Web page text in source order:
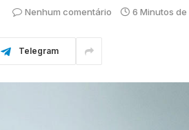
Nenhum comentário 6 Minutos de
Telegram